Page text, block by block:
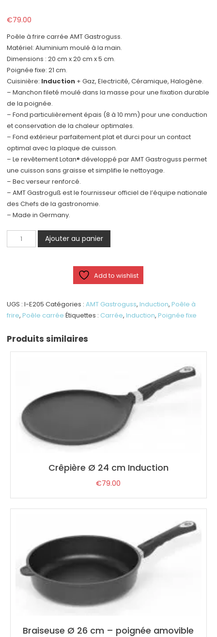
€79.00
Poêle à frire carrée AMT Gastroguss.
Matériel: Aluminium moulé à la main.
Dimensions : 20 cm x 20 cm x 5 cm.
Poignée fixe: 21 cm.
Cuisinière: Induction + Gaz, Electricité, Céramique, Halogène.
– Manchon fileté moulé dans la masse pour une fixation durable
de la poignée.
– Fond particulièrement épais (8 à 10 mm) pour une conduction
et conservation de la chaleur optimales.
– Fond extérieur parfaitement plat et durci pour un contact
optimal avec la plaque de cuisson.
– Le revêtement Lotan® développé par AMT Gastroguss permet
une cuisson sans graisse et simplifie le nettoyage.
– Bec verseur renforcé.
– AMT Gastroguß est le fournisseur officiel de l’équipe nationale
des Chefs de la gastronomie.
– Made in Germany.
quantité
de
20cm
-
5
Ajouter au panier
Add to wishlist
UGS :I-E205 Catégories :AMT Gastroguss,Induction,Poêle à
frire,Poêle carrée Étiquettes : Carrée,Induction,Poignée fixe
Produits similaires
Crêpière Ø 24 cm Induction
€79.00
Braiseuse Ø 26 cm – poignée amovible